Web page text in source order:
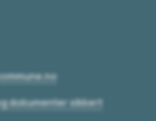
dokumenter sikkert